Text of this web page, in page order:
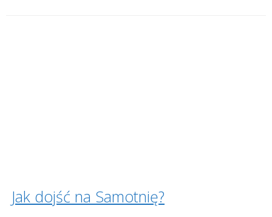
Jak dojść na Samotnię?